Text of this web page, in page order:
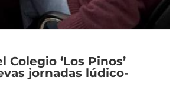
‘Los Pinos’
jornadas lúdico-